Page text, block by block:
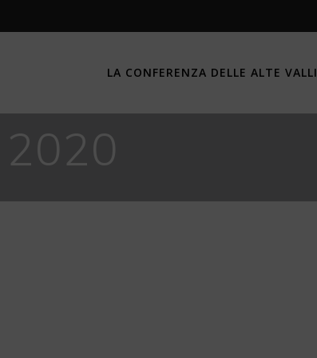
LA CONFERENZA DELLE ALTE VALLI